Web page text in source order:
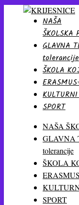
NAŠA
ŠKOLSKA
GLAVNA
tolerancije
ŠKOLA
SPORT
NAŠA
GLAVNA
tolerancije
ŠKOLA
SPORT